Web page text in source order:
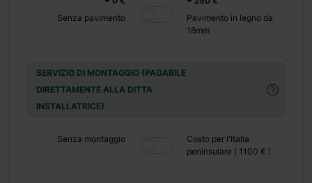
Senza pavimento
Pavimento in legno da
18mm
SERVIZIO DI MONTAGGIO (PAGABILE
DIRETTAMENTE ALLA DITTA
INSTALLATRICE)
Senza montaggio
Costo per l'Italia
peninsulare ( 1100 € )